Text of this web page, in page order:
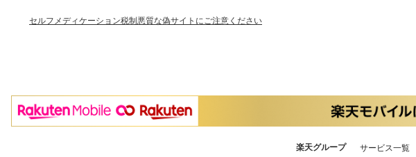
セルフメディケーション税制悪質な偽サイトにご注意ください
楽天グループ サービス一覧